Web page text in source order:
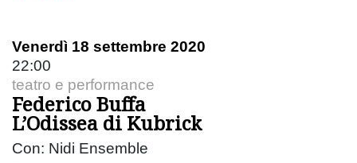
Venerdì 18 settembre 2020
22:00
teatro e performance
Federico Buffa
L’Odissea di Kubrick
Con: Nidi Ensemble